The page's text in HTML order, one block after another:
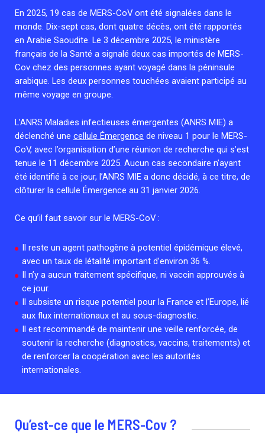
Collaboration avec les acteurs communautaires
Cellules Émergence
Retrouvez toutes les cellules Émergence, actives ou
inactives.
En 2025, 19 cas de MERS-CoV ont été signalées dans le
monde. Dix-sept cas, dont quatre décès, ont été rapportés
en Arabie Saoudite. Le 3 décembre 2025, le ministère
français de la Santé a signalé deux cas importés de MERS-
Cov chez des personnes ayant voyagé dans la péninsule
arabique. Les deux personnes touchées avaient participé au
même voyage en groupe.
L’ANRS Maladies infectieuses émergentes (ANRS MIE) a
déclenché une cellule Émergence de niveau 1 pour le MERS-
CoV, avec l’organisation d’une réunion de recherche qui s’est
tenue le 11 décembre 2025. Aucun cas secondaire n’ayant
été identifié à ce jour, l’ANRS MIE a donc décidé, à ce titre, de
clôturer la cellule Émergence au 31 janvier 2026.
Ce qu’il faut savoir sur le MERS-CoV :
Il reste un agent pathogène à potentiel épidémique élevé,
avec un taux de létalité important d’environ 36 %.
Il n’y a aucun traitement spécifique, ni vaccin approuvés à
ce jour.
Il subsiste un risque potentiel pour la France et l’Europe, lié
aux flux internationaux et au sous-diagnostic.
Il est recommandé de maintenir une veille renforcée, de
soutenir la recherche (diagnostics, vaccins, traitements) et
de renforcer la coopération avec les autorités
internationales.
Qu’est-ce que le MERS-Cov ?